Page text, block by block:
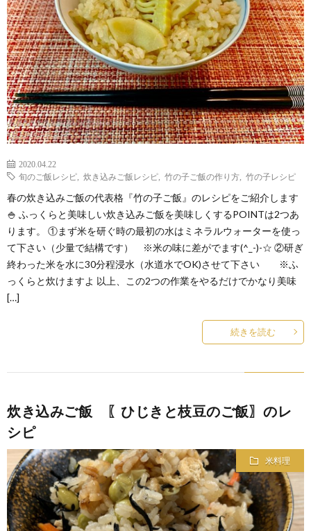
2020.04.22
旬のご飯レシピ
炊き込みご飯レシピ 竹の子ご飯の作り方 竹の子レシピ
春の炊き込みご飯の代表格『竹の子ご飯』のレシピをご紹介します
🍚 ふっくらと美味しい炊き込みご飯を美味しくするPOINTは2つあ
ります。 ①まず米を研ぐ時の最初の水はミネラルウォーターを使っ
て下さい（少量で結構です） ※米の味に差がでます(^_-)-☆ ②研ぎ
終わった米を水に30分程浸水（水道水でOK)させて下さい ※ふ
っくらと炊けますよ 以上、この2つの作業をやるだけでかなり美味
[…]
続きを読む
炊き込みご飯 〖ひじきと枝豆のご飯〗のレ
シピ
米料理